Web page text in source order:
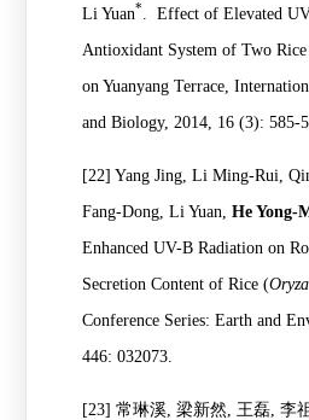
Li Yuan*
. Effect of Elevated
Antioxidant System of Two
on Yuanyang Terrace,
and Biology, 2014, 16 (3): 585-
[22] Yang Jing, Li Ming-Rui,
Fang-Dong, Li Yuan, He Yong-
Enhanced UV-B Radiation on
Secretion Content of Rice (
Conference Series: Earth and
446: 032073.
[23] 常琳溪, 梁新然 王磊, 李